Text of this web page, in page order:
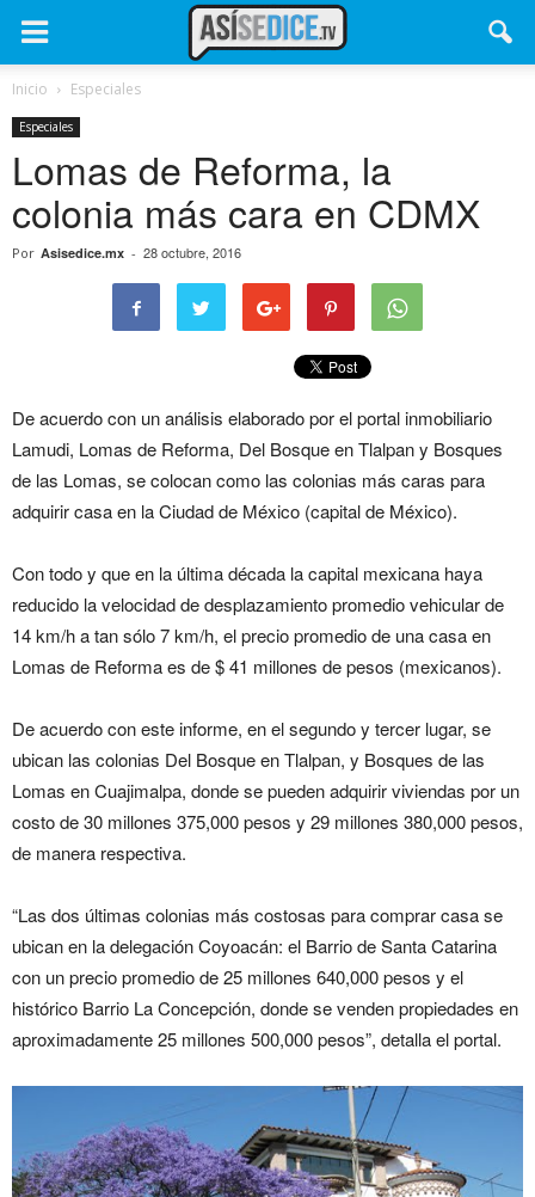
Inicio Especiales
Especiales
Lomas de Reforma, la
colonia más cara en CDMX
Por Asisedice.mx - 28 octubre, 2016
De acuerdo con un análisis elaborado por el portal inmobiliario
Lamudi, Lomas de Reforma, Del Bosque en Tlalpan y Bosques
de las Lomas, se colocan como las colonias más caras para
adquirir casa en la Ciudad de México (capital de México).
Con todo y que en la última década la capital mexicana haya
reducido la velocidad de desplazamiento promedio vehicular de
14 km/h a tan sólo 7 km/h, el precio promedio de una casa en
Lomas de Reforma es de $ 41 millones de pesos (mexicanos).
De acuerdo con este informe, en el segundo y tercer lugar, se
ubican las colonias Del Bosque en Tlalpan, y Bosques de las
Lomas en Cuajimalpa, donde se pueden adquirir viviendas por un
costo de 30 millones 375,000 pesos y 29 millones 380,000 pesos,
de manera respectiva.
“Las dos últimas colonias más costosas para comprar casa se
ubican en la delegación Coyoacán: el Barrio de Santa Catarina
con un precio promedio de 25 millones 640,000 pesos y el
histórico Barrio La Concepción, donde se venden propiedades en
aproximadamente 25 millones 500,000 pesos”, detalla el portal.